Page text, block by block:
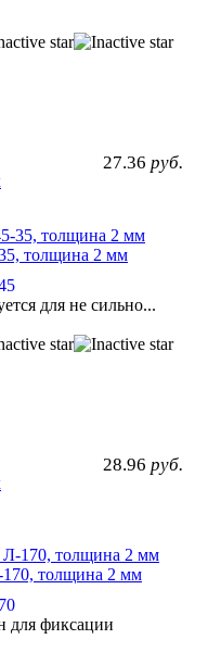
27.36 руб.
толщина 2 мм
для не сильно...
28.96 руб.
толщина 2 мм
для фиксации